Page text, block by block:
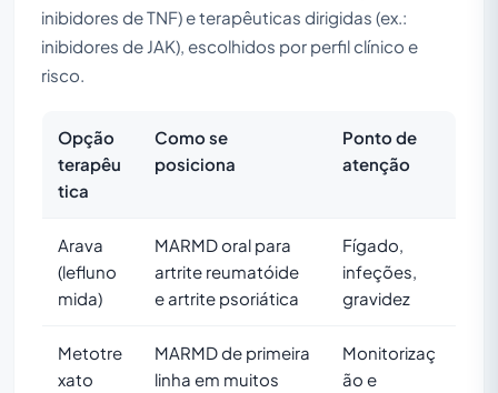
inibidores de TNF) e terapêuticas dirigidas (ex.:
inibidores de JAK), escolhidos por perfil clínico e
risco.
Opção
terapêu
tica
Como se
posiciona
Ponto de
atenção
Arava
(lefluno
mida)
MARMD oral para
artrite reumatóide
e artrite psoriática
Fígado,
infeções,
gravidez
Metotre
xato
MARMD de primeira
linha em muitos
Monitorizaç
ão e